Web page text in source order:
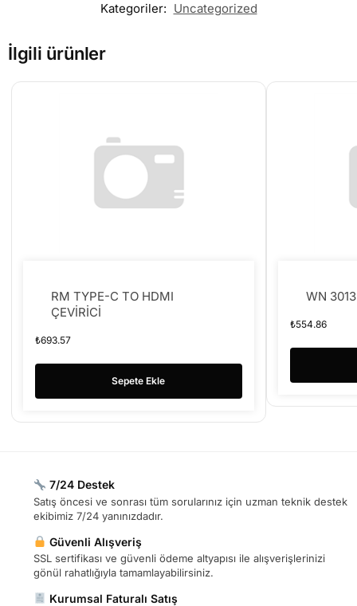
Kategoriler: Uncategorized
İlgili ürünler
RM TYPE-C TO HDMI
ÇEVİRİCİ
₺693.57
Sepete Ekle
WN
₺554.86
7/24 Destek
Satış öncesi ve sonrası tüm sorularınız için uzman teknik destek
ekibimiz 7/24 yanınızdadır.
Güvenli Alışveriş
SSL sertifikası ve güvenli ödeme altyapısı ile alışverişlerinizi
gönül rahatlığıyla tamamlayabilirsiniz.
Kurumsal Faturalı Satış